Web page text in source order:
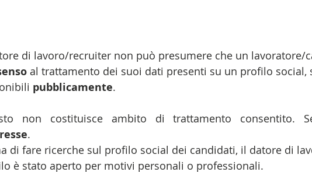
di lavoro/recruiter non può presumere che un lavoratore/
al trattamento dei suoi dati presenti su un profilo social,
pubblicamente.
non costituisce ambito di trattamento consentito.
.
di fare ricerche sul profilo social dei candidati, il datore di
è stato aperto per motivi personali o professionali.